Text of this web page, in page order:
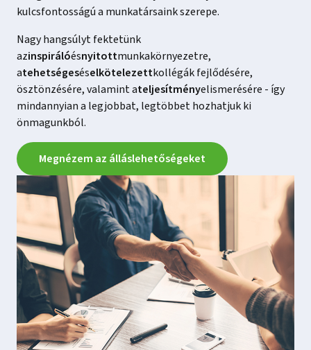
kulcsfontosságú a munkatársaink szerepe.
Nagy hangsúlyt fektetünk
azinspirálóésnyitottmunkakörnyezetre,
atehetségeséselkötelezettkollégák fejlődésére,
ösztönzésére, valamint ateljesítményelismerésére - így
mindannyian a legjobbat, legtöbbet hozhatjuk ki
önmagunkból.
Megnézem az álláslehetőségeket